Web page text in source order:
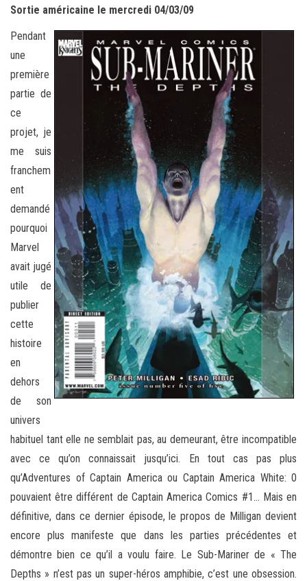
Sortie américaine le mercredi 04/03/09
Pendant
une
première
partie de
ce
projet, je
me suis
franchem
ent
demandé
pourquoi
Marvel
avait jugé
utile de
publier
cette
histoire
en
dehors
de son
univers
habituel tant elle ne semblait pas, au demeurant, être incompatible
avec ce qu’on connaissait jusqu’ici. En tout cas pas plus
qu’Adventures of Captain America ou Captain America White: 0
pouvaient être différent de Captain America Comics #1… Mais en
définitive, dans ce dernier épisode, le propos de Milligan devient
encore plus manifeste que dans les parties précédentes et
démontre bien ce qu’il a voulu faire. Le Sub-Mariner de « The
Depths » n’est pas un super-héros amphibie, c’est une obsession.